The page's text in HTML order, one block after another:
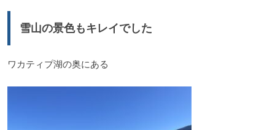
雪山の景色もキレイでした
ワカティプ湖の奥にある